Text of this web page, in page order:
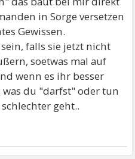
in Sorge versetzen
Gewissen.
falls sie jetzt nicht
soetwas mal auf
wenn es ihr besser
du "darfst" oder tun
geht..